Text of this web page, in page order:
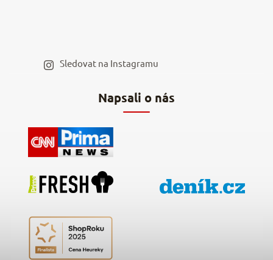
Napsali o nás
Sledovat na Instagramu
Hodnocení obchodu